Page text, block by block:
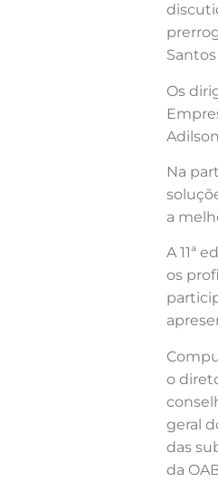
Os
Na
a
A 11ª
os
o
geral
das
da